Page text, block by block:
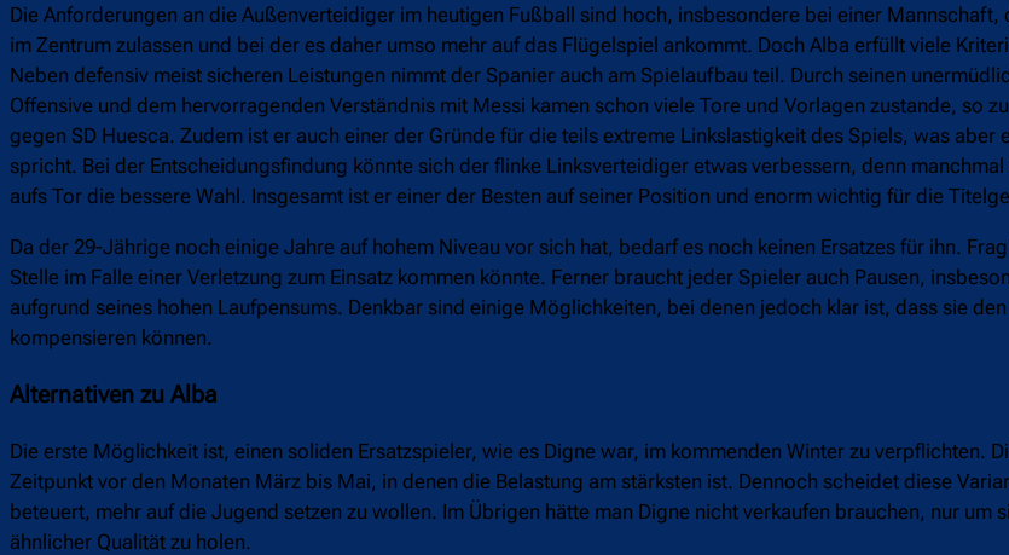
Die Anforderungen an die Außenverteidiger im heutigen Fußball sind hoch, insbesondere bei einer Mannschaft,
im Zentrum zulassen und bei der es daher umso mehr auf das Flügelspiel ankommt. Doch Alba erfüllt viele
Neben defensiv meist sicheren Leistungen nimmt der Spanier auch am Spielaufbau teil. Durch seinen
Offensive und dem hervorragenden Verständnis mit Messi kamen schon viele Tore und Vorlagen zustande, so
gegen SD Huesca. Zudem ist er auch einer der Gründe für die teils extreme Linkslastigkeit des Spiels, was aber
spricht. Bei der Entscheidungsfindung könnte sich der flinke Linksverteidiger etwas verbessern, denn
aufs Tor die bessere Wahl. Insgesamt ist er einer der Besten auf seiner Position und enorm wichtig für die
Da der 29-Jährige noch einige Jahre auf hohem Niveau vor sich hat, bedarf es noch keinen Ersatzes für ihn.
Stelle im Falle einer Verletzung zum Einsatz kommen könnte. Ferner braucht jeder Spieler auch Pausen,
aufgrund seines hohen Laufpensums. Denkbar sind einige Möglichkeiten, bei denen jedoch klar ist, dass sie
kompensieren können.
Alternativen zu Alba
Die erste Möglichkeit ist, einen soliden Ersatzspieler, wie es Digne war, im kommenden Winter zu verpflichten.
Zeitpunkt vor den Monaten März bis Mai, in denen die Belastung am stärksten ist. Dennoch scheidet diese
beteuert, mehr auf die Jugend setzen zu wollen. Im Übrigen hätte man Digne nicht verkaufen brauchen, nur um
ähnlicher Qualität zu holen.